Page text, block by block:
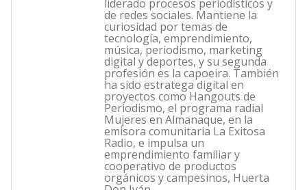
liderado procesos periodísticos y
de redes sociales. Mantiene la
curiosidad por temas de
tecnología, emprendimiento,
música, periodismo, marketing
digital y deportes, y su segunda
profesión es la capoeira. También
ha sido estratega digital en
proyectos como Hangouts de
Periodismo, el programa radial
Mujeres en Almanaque, en la
emisora comunitaria La Exitosa
Radio, e impulsa un
emprendimiento familiar y
cooperativo de productos
orgánicos y campesinos, Huerta